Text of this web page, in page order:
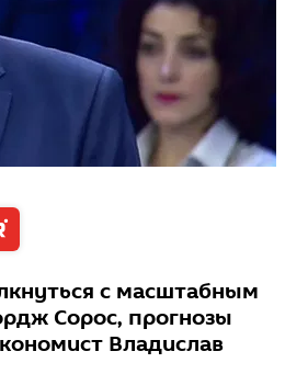
с масштабным
Сорос, прогнозы
Владислав